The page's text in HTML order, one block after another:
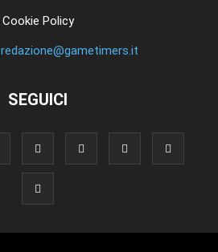
Cookie Policy
redazione@gametimers.it
SEGUICI